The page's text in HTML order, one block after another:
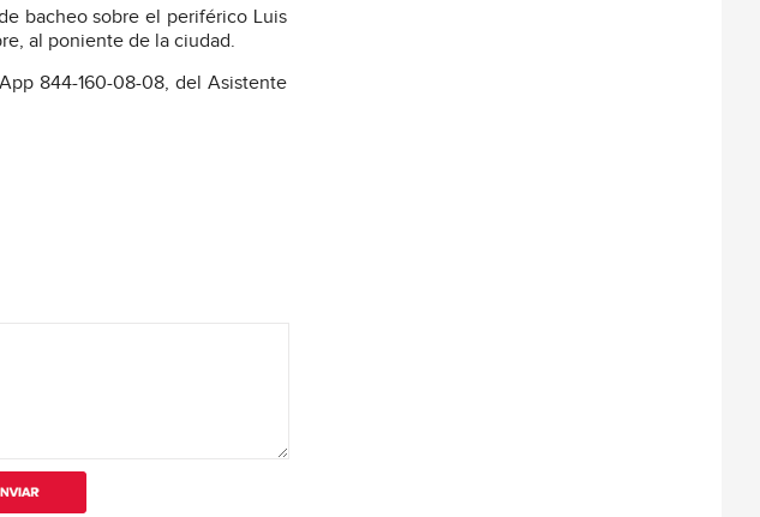
bacheo sobre el periférico Luis
al poniente de la ciudad.
844-160-08-08, del Asistente